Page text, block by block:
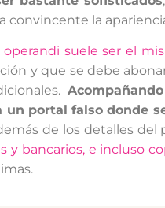
convincente la
suele ser el
y que se debe
un portal falso donde
de los detalles
y bancarios, e incluso